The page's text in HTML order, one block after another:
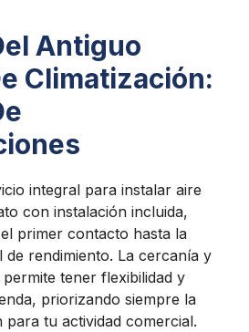
Antiguo
Climatización:
integral para instalar aire
con instalación incluida,
primer contacto hasta la
rendimiento. La cercanía y
tener flexibilidad y
priorizando siempre la
tu actividad comercial.